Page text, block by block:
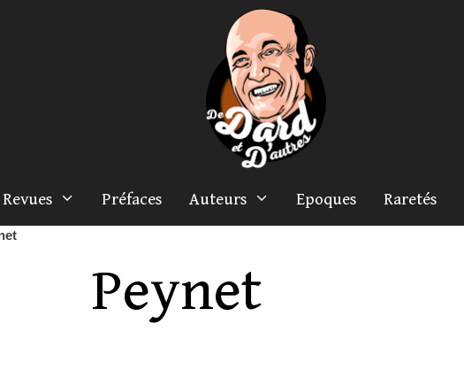
Revues Préfaces Auteurs Epoques Raretés
Peynet